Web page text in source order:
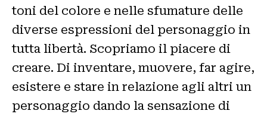
toni del colore e nelle sfumature delle
diverse espressioni del personaggio in
tutta libertà. Scopriamo il piacere di
creare. Di inventare, muovere, far agire,
esistere e stare in relazione agli altri un
personaggio dando la sensazione di